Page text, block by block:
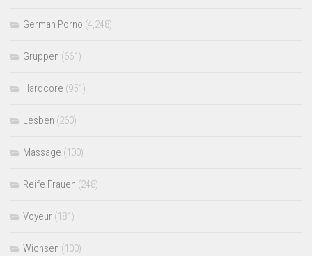
German Porno (4,248)
Gruppen (661)
Hardcore (951)
Lesben (260)
Massage (100)
Reife Frauen (248)
Voyeur (181)
Wichsen (100)